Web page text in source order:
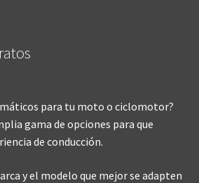
para tu moto o ciclomotor?
gama de opciones para que
de conducción.
y el modelo que mejor se adapten